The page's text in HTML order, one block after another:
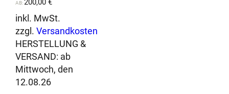
n
t
e
l
M
e
AB:200,00€
inkl. MwSt.
zzgl.Versandkosten
HERSTELLUNG &
VERSAND: ab
Mittwoch, den
12.08.26